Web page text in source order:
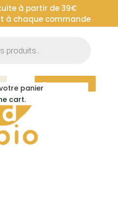
à partir de 39€
à chaque commande
Espace pro
panier
cart.